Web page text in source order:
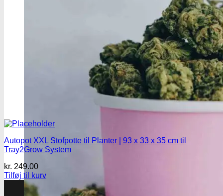
Autopot XXL Stofpotte til Planter | 93 x 33 x 35 cm til
Tray2Grow System
kr. 249.00
Tilføj til kurv